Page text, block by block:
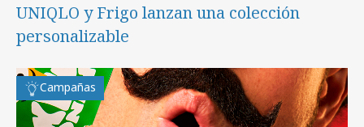
UNIQLO y Frigo lanzan una colección
personalizable
Campañas